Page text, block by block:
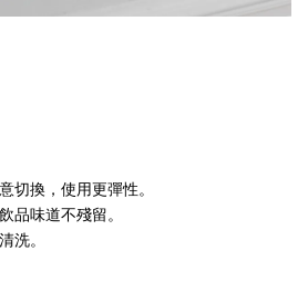
切換，使用更彈性。
品味道不殘留。
洗。